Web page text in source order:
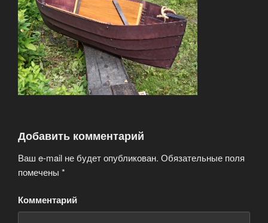
Добавить комментарий
Ваш e-mail не будет опубликован. Обязательные поля
помечены *
Комментарий